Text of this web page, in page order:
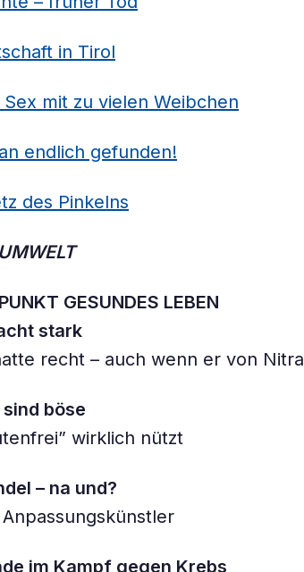
in Tirol
mit zu vielen Weibchen
endlich gefunden!
des Pinkelns
GESUNDES LEBEN
stark
recht – auch wenn er von
böse
wirklich nützt
– na und?
im Kampf gegen Krebs